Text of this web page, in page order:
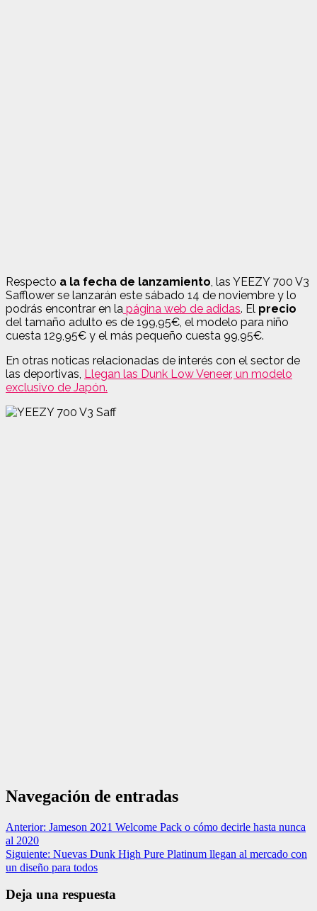
Respecto a la fecha de lanzamiento, las YEEZY 700 V3
Safflower se lanzarán este sábado 14 de noviembre y lo
podrás encontrar en la página web de adidas. El precio
del tamaño adulto es de 199,95€, el modelo para niño
cuesta 129,95€ y el más pequeño cuesta 99,95€.
En otras noticas relacionadas de interés con el sector de
las deportivas, Llegan las Dunk Low Veneer, un modelo
exclusivo de Japón.
Navegación de entradas
Anterior: Jameson 2021 Welcome Pack o cómo decirle hasta nunca
al 2020
Siguiente: Nuevas Dunk High Pure Platinum llegan al mercado con
un diseño para todos
Deja una respuesta